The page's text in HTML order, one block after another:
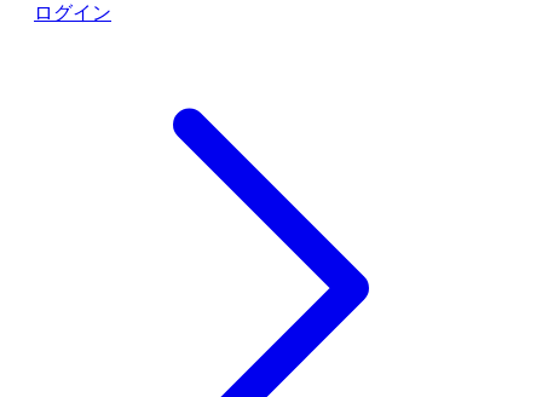
ログイン